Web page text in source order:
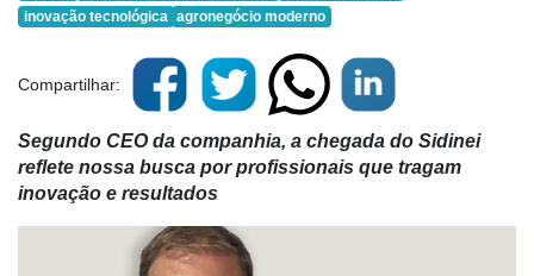
inovação tecnológica agronegócio moderno
Compartilhar:
Segundo CEO da companhia, a chegada do Sidinei
reflete nossa busca por profissionais que tragam
inovação e resultados